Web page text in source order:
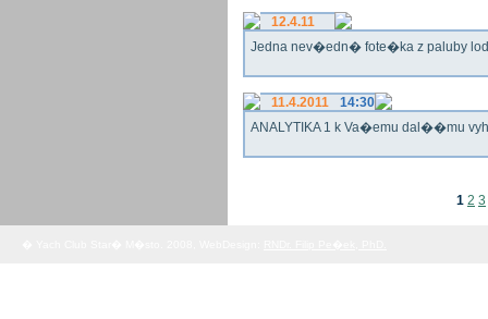
12.4.11
Jedna nev�edn� fote�ka z paluby
11.4.2011
14:30
ANALYTIKA 1 k Va�emu dal��mu
1 2 3